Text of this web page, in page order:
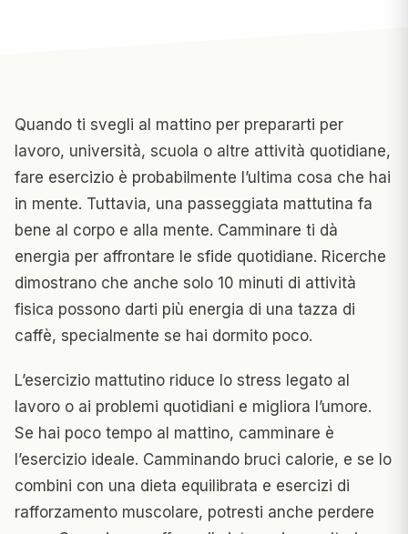
Quando ti svegli al mattino per prepararti per
lavoro, università, scuola o altre attività quotidiane,
fare esercizio è probabilmente l’ultima cosa che hai
in mente. Tuttavia, una passeggiata mattutina fa
bene al corpo e alla mente. Camminare ti dà
energia per affrontare le sfide quotidiane. Ricerche
dimostrano che anche solo 10 minuti di attività
fisica possono darti più energia di una tazza di
caffè, specialmente se hai dormito poco.
L’esercizio mattutino riduce lo stress legato al
lavoro o ai problemi quotidiani e migliora l’umore.
Se hai poco tempo al mattino, camminare è
l’esercizio ideale. Camminando bruci calorie, e se lo
combini con una dieta equilibrata e esercizi di
rafforzamento muscolare, potresti anche perdere